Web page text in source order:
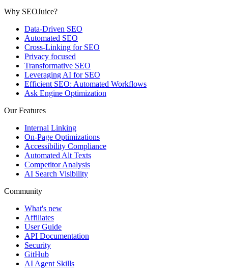
Why SEOJuice?
Data-Driven SEO
Automated SEO
Cross-Linking for SEO
Privacy focused
Transformative SEO
Leveraging AI for SEO
Efficient SEO: Automated Workflows
Ask Engine Optimization
Our Features
Internal Linking
On-Page Optimizations
Accessibility Compliance
Automated Alt Texts
Competitor Analysis
AI Search Visibility
Community
What's new
Affiliates
User Guide
API Documentation
Security
GitHub
AI Agent Skills